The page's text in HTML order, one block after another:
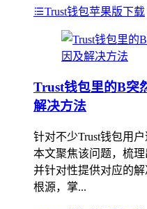
Trust钱包苹果版下载
Trust钱包里的B突
解决方法
针对不少Trust钱包用
本文聚焦该问题，梳理
并针对性提供对应的
根源，掌...